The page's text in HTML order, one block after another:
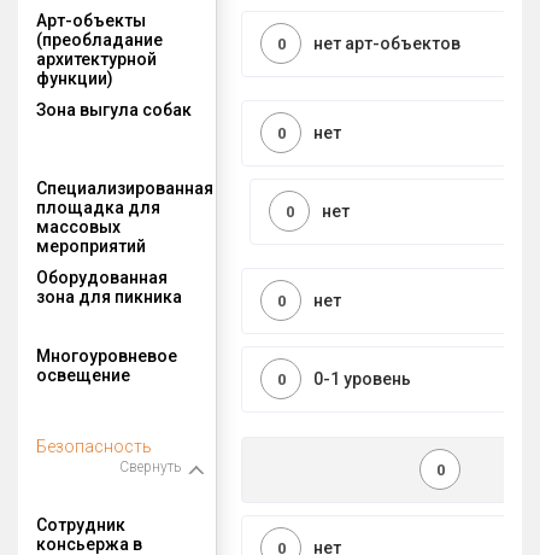
Арт-объекты
(преобладание
архитектурной
функции)
нет арт-объектов
0
Зона выгула собак
нет
0
Специализированная
площадка для
массовых
мероприятий
нет
0
Оборудованная
зона для пикника
нет
0
Многоуровневое
освещение
0-1 уровень
0
Безопасность
Свернуть 0
Сотрудник
консьержа в
нет
0